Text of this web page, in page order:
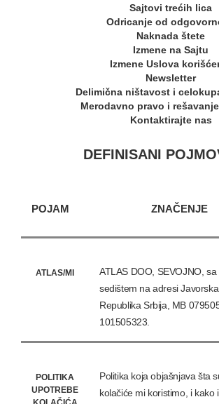
Sajtovi trećih lica
Odricanje od
Naknada štete
Izmene na Sajtu
Izmene Uslova
Newsletter
Delimična ništavost i
Merodavno pravo i
Kontaktirajte nas
DEFINISANI
POJAM ZNAČENJE
ATLAS/MI
ATLAS DOO, SEVOJNO,
sedištem na adresi
Republika Srbija, MB
101505323.
POLITIKA
UPOTREBE
Politika koja objašnjava šta
kolačiće mi koristimo, i kako